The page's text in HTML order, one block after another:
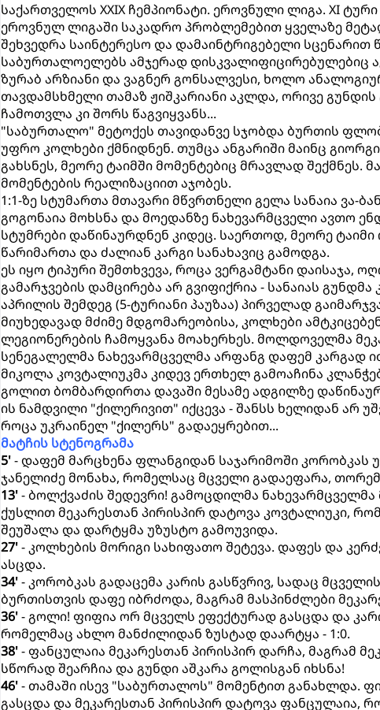
საქართველოს XXIX ჩემპიონატი. ეროვნული ლიგა. XI ტური
ეროვნულ ლიგაში საკადრო პრობლემებით ყველაზე
შეხვედრა საინტერესო და დამაინტრიგებელი სცენარით
საბურთალოელებს ამჯერად დისკვალიფიცირებულებიც
ზურაბ არზიანი და ვაგნერ გონსალვესი, ხოლო
თავდამსხმელი თამაზ ჟიშკარიანი აკლდა, ორივე
ჩამოთვლა კი შორს წაგვიყვანს...
"საბურთალო" მეტოქეს თავიდანვე სჯობდა ბურთის
უფრო კოლხები ქმნიდნენ. თუმცა ანგარიში მაინც
გახსნეს, მეორე ტაიმში მომენტებიც მრავლად შექმნეს.
მომენტების რეალიზაციით აჯობეს.
1:1-ზე სტუმართა მთავარი მწვრთნელი გელა სანაია ვა-
გოგონაია მოხსნა და მოედანზე ნახევარმცველი ავთო
სტუმრები დაწინაურდნენ კიდეც. საერთოდ, მეორე ტაიმი
წარიმართა და ძალიან კარგი სანახავიც გამოდგა.
ეს იყო ტიპური შემთხვევა, როცა ვერგამტანი დაისაჯა,
გამარჯვების დამცირება არ გვიფიქრია - სანაიას
აპრილის შემდეგ (5-ტურიანი პაუზაა) პირველად
მიუხედავად მძიმე მდგომარეობისა, კოლხები
ლეგიონერების ჩამოყვანა მოახერხეს. მოლდოველმა
სენეგალელმა ნახევარმცველმა არფანგ დაფემ კარგად
მიკოლა კოვტალიუკმა კიდევ ერთხელ გამოაჩინა
გოლით ბომბარდირთა დავაში მესამე ადგილზე
ის ნამდვილი "ქილერივით" იქცევა - შანსს ხელიდან არ
როცა უკრაინელ "ქილერს" გადაეყრებით...
მატჩის სტენოგრამა
5'- დაფემ მარცხენა ფლანგიდან საჯარიმოში კორობკას
ჯანელიძე მონახა, რომელსაც მცველი გადაეფარა, თორემ
13'- ბოლქვაძის შედევრი! გამოცდილმა
ქუსლით მეკარესთან პირისპირ დატოვა კოვტალიუკი,
შეუშალა და დარტყმა უზუსტო გამოუვიდა.
27'- კოლხების მორიგი სახიფათო შეტევა. დაფეს და
ასცდა.
34'- კორობკას გადაცემა კარის გასწვრივ, სადაც
ბურთისთვის დაფე იბრძოდა, მაგრამ მასპინძლები
36'- გოლი! ფიფია ორ მცველს ეფექტურად გასცდა და
რომელმაც ახლო მანძილიდან ზუსტად დაარტყა - 1:0.
38'- ფანცულაია მეკარესთან პირისპირ დარჩა, მაგრამ
სწორად შეარჩია და გუნდი აშკარა გოლისგან იხსნა!
46'- თამაში ისევ "საბურთალოს" მომენტით განახლდა.
გასცდა და მეკარესთან პირისპირ დატოვა ფანცულაია,